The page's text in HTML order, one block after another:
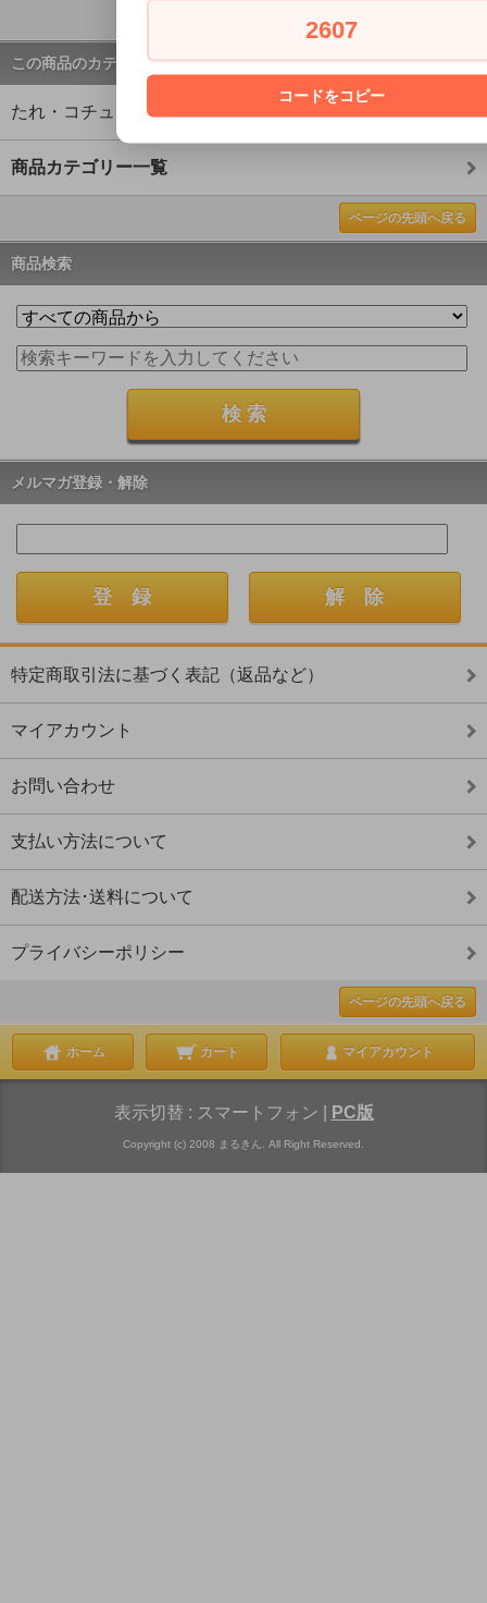
この商品のカテゴリー
たれ・コチュジャン
商品カテゴリー一覧
ページの先頭へ戻る
商品検索
メルマガ登録・解除
特定商取引法に基づく表記（返品など）
マイアカウント
お問い合わせ
支払い方法について
配送方法･送料について
プライバシーポリシー
ページの先頭へ戻る
ホーム カート マイアカウント
表示切替 : スマートフォン PC版
Copyright (c) 2008 まるきん. All Right Reserved.
2607
コードをコピー